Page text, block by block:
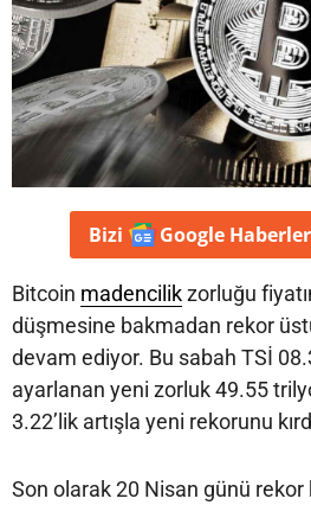
Bizi Google
Bitcoin madencilikzorluğu
düşmesine bakmadan rekor
devam ediyor. Bu sabah TSİ
ayarlanan yeni zorluk 49.55
3.22’lik artışla yeni rekorunu
Son olarak 20 Nisan günü rekor